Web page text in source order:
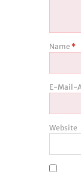
Name *
E-Mail-
Website